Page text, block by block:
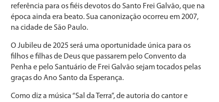
referência para os fiéis devotos do Santo Frei Galvão, que na
época ainda era beato. Sua canonização ocorreu em 2007,
na cidade de São Paulo.
O Jubileu de 2025 será uma oportunidade única para os
filhos e filhas de Deus que passarem pelo Convento da
Penha e pelo Santuário de Frei Galvão sejam tocados pelas
graças do Ano Santo da Esperança.
Como diz a música “Sal da Terra”, de autoria do cantor e